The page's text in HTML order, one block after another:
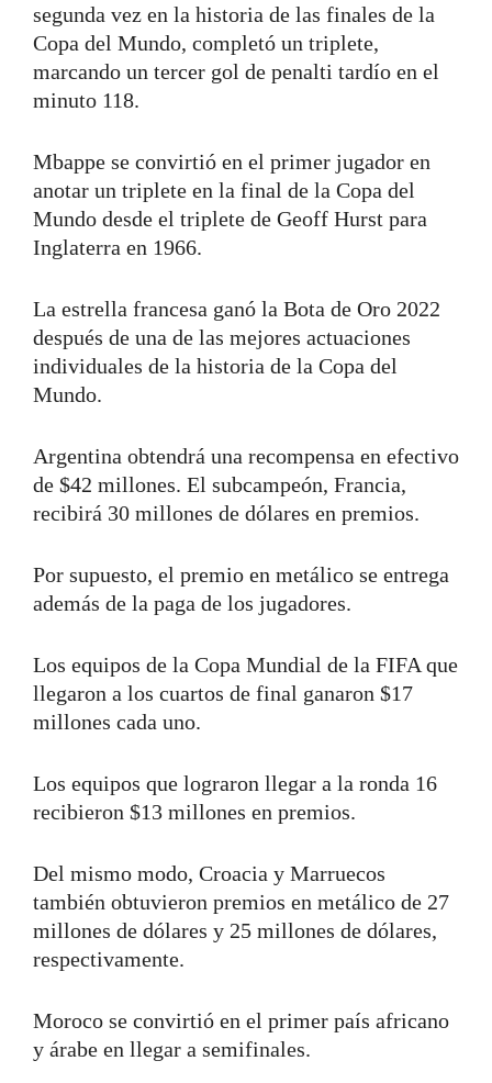
segunda vez en la historia de las finales de la
Copa del Mundo, completó un triplete,
marcando un tercer gol de penalti tardío en el
minuto 118.
Mbappe se convirtió en el primer jugador en
anotar un triplete en la final de la Copa del
Mundo desde el triplete de Geoff Hurst para
Inglaterra en 1966.
La estrella francesa ganó la Bota de Oro 2022
después de una de las mejores actuaciones
individuales de la historia de la Copa del
Mundo.
Argentina obtendrá una recompensa en efectivo
de $42 millones. El subcampeón, Francia,
recibirá 30 millones de dólares en premios.
Por supuesto, el premio en metálico se entrega
además de la paga de los jugadores.
Los equipos de la Copa Mundial de la FIFA que
llegaron a los cuartos de final ganaron $17
millones cada uno.
Los equipos que lograron llegar a la ronda 16
recibieron $13 millones en premios.
Del mismo modo, Croacia y Marruecos
también obtuvieron premios en metálico de 27
millones de dólares y 25 millones de dólares,
respectivamente.
Moroco se convirtió en el primer país africano
y árabe en llegar a semifinales.